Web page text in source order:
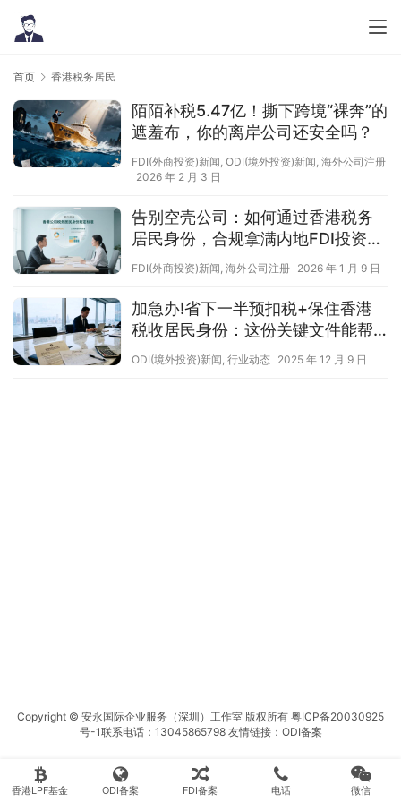
首页 香港税务居民
陌陌补税5.47亿！撕下跨境“裸奔”的
遮羞布，你的离岸公司还安全吗？
FDI(外商投资)新闻, ODI(境外投资)新闻, 海外公司注册
2026 年 2 月 3 日
告别空壳公司：如何通过香港税务
居民身份，合规拿满内地FDI投资的
“5%税率”优惠？
FDI(外商投资)新闻, 海外公司注册 2026 年 1 月 9 日
加急办!省下一半预扣税+保住香港
税收居民身份：这份关键文件能帮
你解决两大出海难题
ODI(境外投资)新闻, 行业动态 2025 年 12 月 9 日
Copyright © 安永国际企业服务（深圳）工作室 版权所有 粤ICP备20030925
号-1联系电话：13045865798 友情链接： ODI备案
香港LPF基金 ODI备案 FDI备案 电话 微信